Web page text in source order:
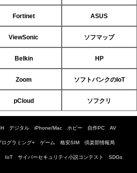
Fortinet ASUS
ViewSonic ソフマップ
Belkin HP
Zoom ソフトバンクのIoT
pCloud ソフクリ
デジタル iPhone/Mac ホビー 自作PC AV
ログラミング+ ゲーム 格安SIM 倶楽部情報局
IoT サイバーセキュリティ小説コンテスト SDGs